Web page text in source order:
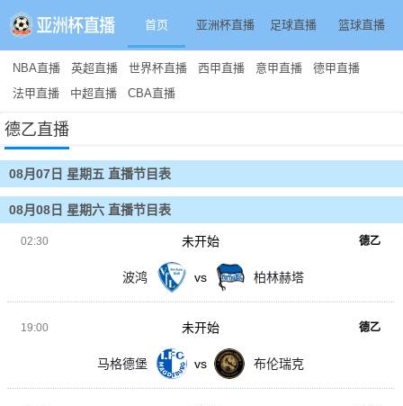
首页 亚洲杯直播 足球直播 篮球直播
NBA直播 英超直播 世界杯直播 西甲直播 意甲直播
德甲直播
法甲直播
中超直播 CBA直播
德乙直播
08月07日 星期五 直播节目表
08月08日 星期六 直播节目表
02:30 德乙
波鸿 vs 柏林赫塔
未开始
19:00 德乙
马格德堡 vs 布伦瑞克
未开始